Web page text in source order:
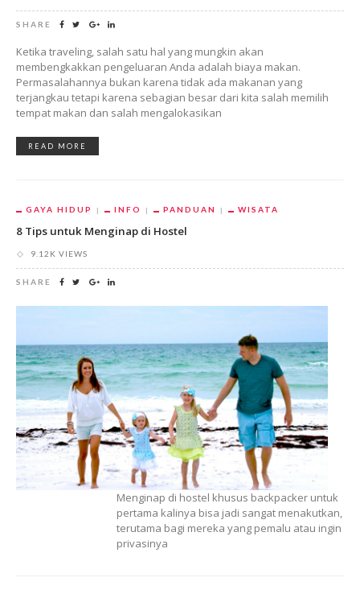
SHARE
Ketika traveling, salah satu hal yang mungkin akan
membengkakkan pengeluaran Anda adalah biaya makan.
Permasalahannya bukan karena tidak ada makanan yang
terjangkau tetapi karena sebagian besar dari kita salah memilih
tempat makan dan salah mengalokasikan
READ MORE
GAYA HIDUP INFO PANDUAN WISATA
8 Tips untuk Menginap di Hostel
9.12K VIEWS
SHARE
Menginap di hostel khusus backpacker untuk
pertama kalinya bisa jadi sangat menakutkan,
terutama bagi mereka yang pemalu atau ingin
privasinya